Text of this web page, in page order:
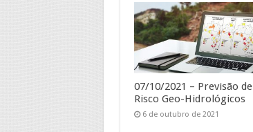
07/10/2021 – Previsão de
Risco Geo-Hidrológicos
6 de outubro de 2021